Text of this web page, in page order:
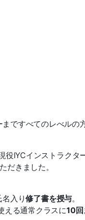
ですべてのレべルの
役IYCインストラクタ
だきました。
名入り修了書を授与。
える通常クラスに10回